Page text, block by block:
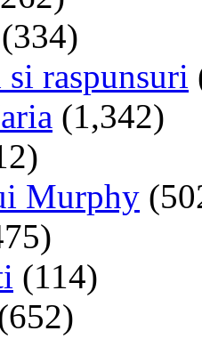
(334)
raspunsuri
(1,342)
Murphy
(114)